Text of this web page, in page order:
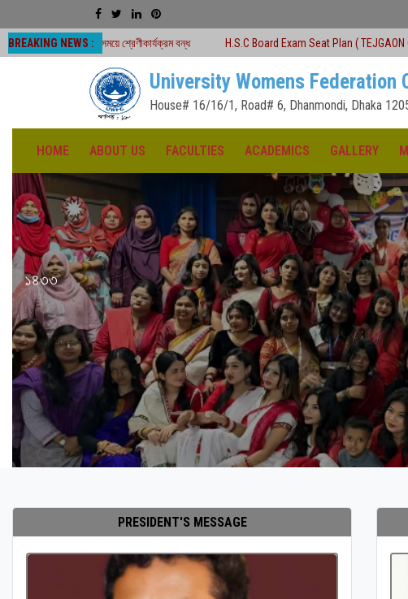
BREAKING NEWS :
শ্রেণীকার্যক্রম বন্ধ H.S.C Board Exam Seat Plan ( TEJGAON COLLEGE)
University Womens Federation
House# 16/16/1, Road# 6, Dhanmondi, Dhaka
HOME ABOUT US FACULTIES ACADEMICS GALLERY
১৪৩৩
PRESIDENT'S MESSAGE